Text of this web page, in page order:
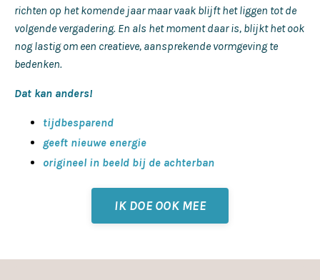
richten op het komende jaar maar vaak blijft het liggen tot de
volgende vergadering. En als het moment daar is, blijkt het ook
nog lastig om een creatieve, aansprekende vormgeving te
bedenken.
Dat kan anders!
tijdbesparend
geeft nieuwe energie
origineel in beeld bij de achterban
IK DOE OOK MEE